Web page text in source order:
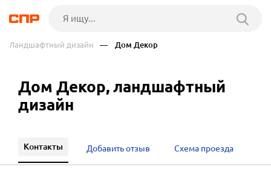
Ландшафтный дизайн — Дом Декор
Дом Декор, ландшафтный
дизайн
Контакты Добавить отзыв Схема проезда